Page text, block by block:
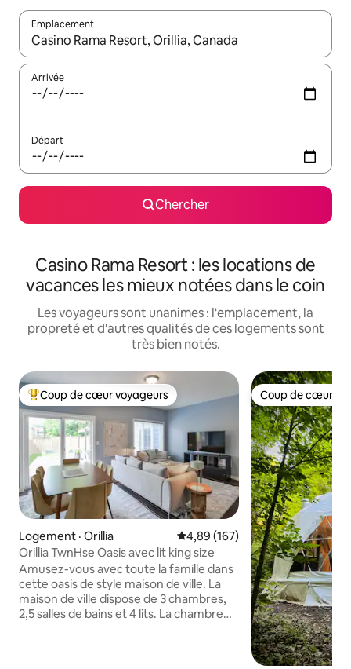
Emplacement
Quand les résultats sont affichés, parcourez-les en utilisant
Arrivée
Départ
Chercher
Casino Rama Resort : les locations de
vacances les mieux notées dans le coin
Les voyageurs sont unanimes : l'emplacement, la
propreté et d'autres qualités de ces logements sont
très bien notés.
Coup de cœur voyageurs parmi les plus aimés
Coup de cœur voyageurs
Logement · Orillia Note moyenne de 4,89 sur 5,
4,89 (167)
Orillia TwnHse Oasis avec lit king size
Amusez-vous avec toute la famille dans
cette oasis de style maison de ville. La
maison de ville dispose de 3 chambres,
2,5 salles de bains et 4 lits. La chambre
Coup de cœur
Coup de cœur